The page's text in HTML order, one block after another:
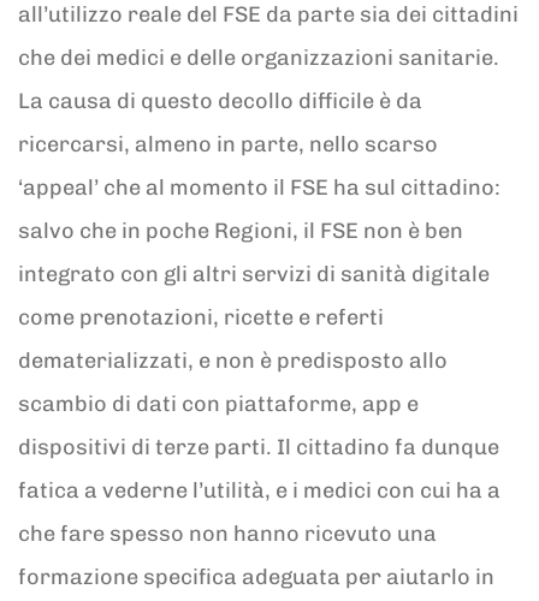
all’utilizzo reale del FSE da parte sia dei cittadini
che dei medici e delle organizzazioni sanitarie.
La causa di questo decollo difficile è da
ricercarsi, almeno in parte, nello scarso
‘appeal’ che al momento il FSE ha sul cittadino:
salvo che in poche Regioni, il FSE non è ben
integrato con gli altri servizi di sanità digitale
come prenotazioni, ricette e referti
dematerializzati, e non è predisposto allo
scambio di dati con piattaforme, app e
dispositivi di terze parti. Il cittadino fa dunque
fatica a vederne l’utilità, e i medici con cui ha a
che fare spesso non hanno ricevuto una
formazione specifica adeguata per aiutarlo in